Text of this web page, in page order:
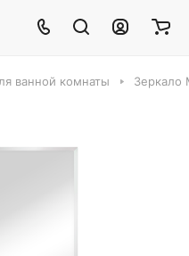
ванной комнаты Зеркало